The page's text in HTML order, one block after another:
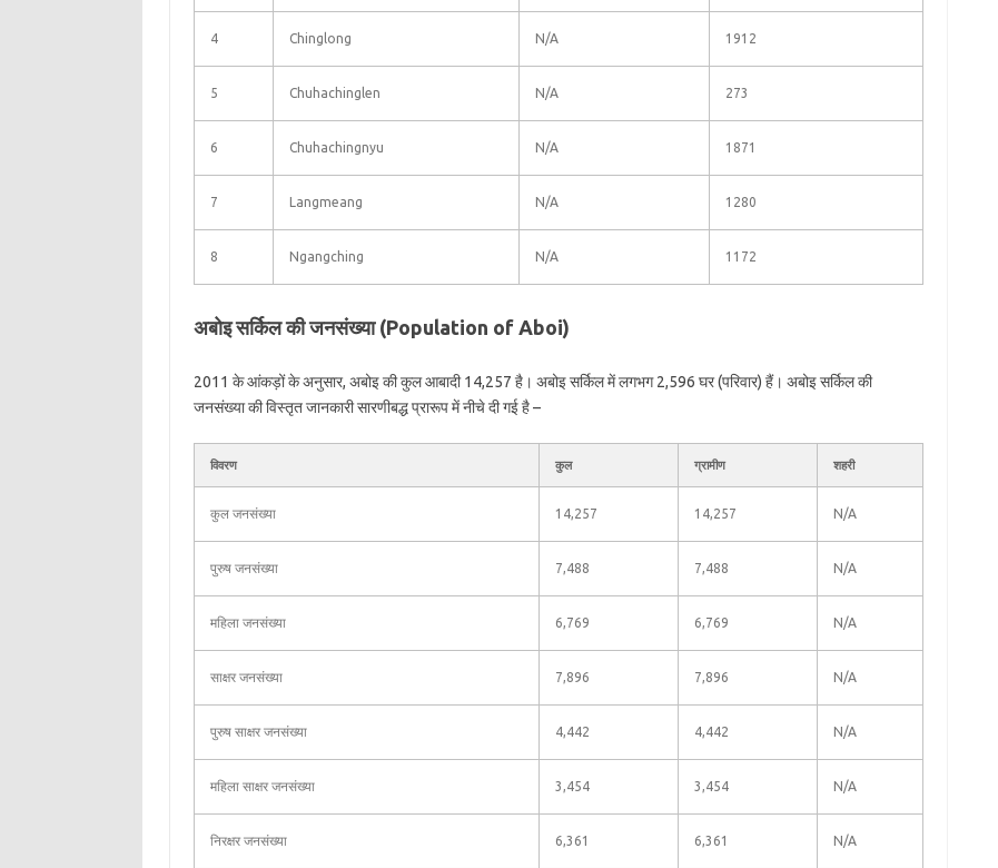
4 Chinglong N/A 1912
5 Chuhachinglen N/A 273
6 Chuhachingnyu N/A 1871
7 Langmeang N/A 1280
8 Ngangching N/A 1172
अबोइ सर्किल की जनसंख्या (Population of Aboi)
2011 के आंकड़ों के अनुसार, अबोइ की कुल आबादी 14,257 है। अबोइ सर्किल में लगभग 2,596 घर (परिवार) हैं। अबोइ सर्किल की
जनसंख्या की विस्तृत जानकारी सारणीबद्ध प्रारूप में नीचे दी गई है –
विवरण कुल ग्रामीण शहरी
कुल जनसंख्या 14,257 14,257 N/A
पुरुष जनसंख्या 7,488 7,488 N/A
महिला जनसंख्या 6,769 6,769 N/A
साक्षर जनसंख्या 7,896 7,896 N/A
पुरुष साक्षर जनसंख्या 4,442 4,442 N/A
महिला साक्षर जनसंख्या 3,454 3,454 N/A
निरक्षर जनसंख्या 6,361 6,361 N/A